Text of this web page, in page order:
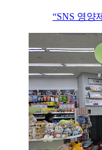
“SNS 영양